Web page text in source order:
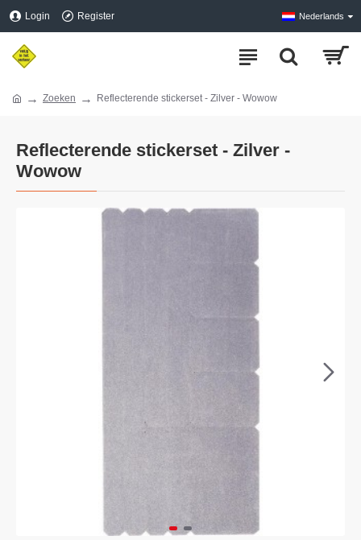
Login Register Nederlands
Zoeken Reflecterende stickerset - Zilver - Wowow
Reflecterende stickerset - Zilver -
Wowow